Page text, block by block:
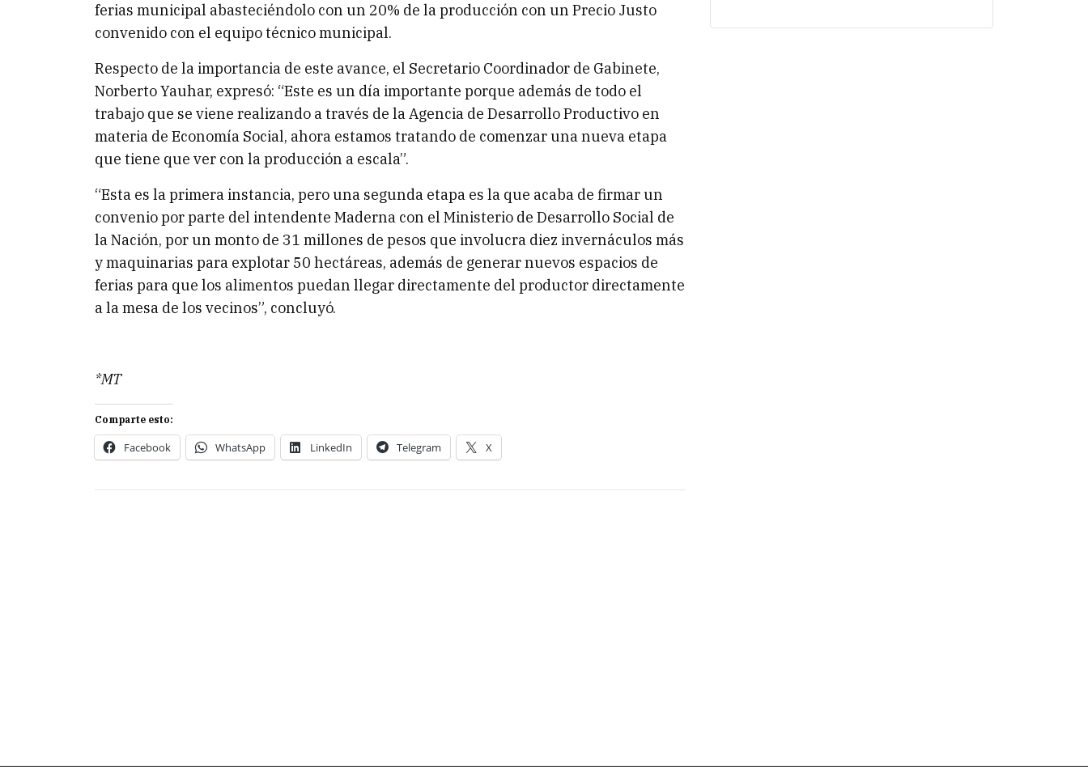
ferias municipal abasteciéndolo con un 20% de la producción con un Precio Justo
convenido con el equipo técnico municipal.
Respecto de la importancia de este avance, el Secretario Coordinador de Gabinete,
Norberto Yauhar, expresó: “Este es un día importante porque además de todo el
trabajo que se viene realizando a través de la Agencia de Desarrollo Productivo en
materia de Economía Social, ahora estamos tratando de comenzar una nueva etapa
que tiene que ver con la producción a escala”.
“Esta es la primera instancia, pero una segunda etapa es la que acaba de firmar un
convenio por parte del intendente Maderna con el Ministerio de Desarrollo Social de
la Nación, por un monto de 31 millones de pesos que involucra diez invernáculos más
y maquinarias para explotar 50 hectáreas, además de generar nuevos espacios de
ferias para que los alimentos puedan llegar directamente del productor directamente
a la mesa de los vecinos”, concluyó.
*MT
Comparte esto:
Facebook WhatsApp LinkedIn Telegram X